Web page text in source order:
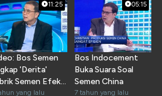
11:25
Bos Semen
'Derita'
Semen Efek
Produksi
yang lalu
05:15
Bos Indocement
Buka Suara Soal
Semen China
7 tahun yang lalu